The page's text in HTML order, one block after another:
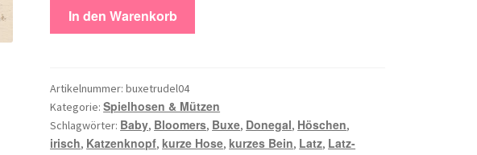
Menge
In den Warenkorb
Artikelnummer:buxetrudel04
Kategorie:Spielhosen & Mützen
Schlagwörter: Baby, Bloomers, Buxe, Donegal, Höschen,
irisch, Katzenknopf,kurze Hose,kurzes Bein, Latz, Latz-